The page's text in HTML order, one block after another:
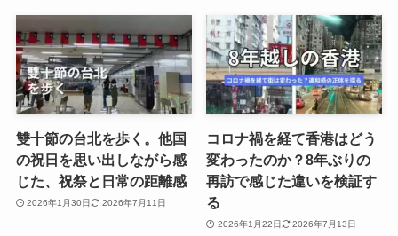
雙十節の台北を歩く。他国
の祝日を思い出しながら感
じた、祝祭と日常の距離感
2026年1月30日 2026年7月11日
コロナ禍を経て香港はどう
変わったのか？8年ぶりの
再訪で感じた違いを検証す
る
2026年1月22日 2026年7月13日